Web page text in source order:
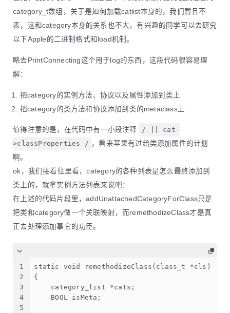
category_t数组，关于是如何加载catlist本身的，我们暂且不
表，这和category本身的关系也不大，有兴趣的同学可以去研究
以下Apple的二进制格式和load机制。
略去PrintConnecting这个用于log的东西，这段代码很容易理
解：
把category的实例方法、协议以及属性添加到类上
把category的类方法和协议添加到类的metaclass上
值得注意的是，在代码中有一小段注释
/ || cat-
>classProperties / ，看来苹果有过给类添加属性的计划
啊。
ok，我们接着往里看，category的各种列表是怎么最终添加到
类上的，就拿实例方法列表来说吧：
在上述的代码片段里，addUnattachedCategoryForClass只是
把类和category做一个关联映射，而remethodizeClass才是真
正去处理添加事宜的功臣。
1
2
3
4
5
static void remethodizeClass(class_t *cls)
{
    category_list *cats;
    BOOL isMeta;